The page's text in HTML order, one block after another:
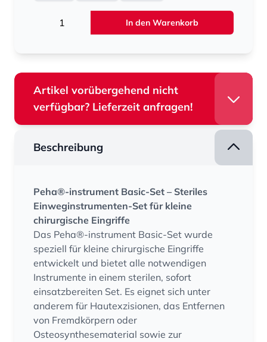
In den Warenkorb
Artikel vorübergehend nicht
verfügbar? Lieferzeit anfragen!
Beschreibung
Peha®-instrument Basic-Set – Steriles
Einweginstrumenten-Set für kleine
chirurgische Eingriffe
Das Peha®-instrument Basic-Set wurde
speziell für kleine chirurgische Eingriffe
entwickelt und bietet alle notwendigen
Instrumente in einem sterilen, sofort
einsatzbereiten Set. Es eignet sich unter
anderem für Hautexzisionen, das Entfernen
von Fremdkörpern oder
Osteosynthesematerial sowie zur